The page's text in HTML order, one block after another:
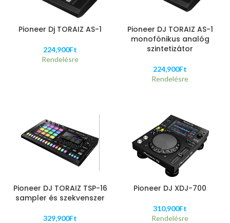
Pioneer Dj TORAIZ AS-1
224,900Ft
Rendelésre
Pioneer DJ TORAIZ AS-1
monofónikus analóg
szintetizátor
224,900Ft
Rendelésre
Pioneer DJ TORAIZ TSP-16
sampler és szekvenszer
329,900Ft
Pioneer DJ XDJ-700
310,900Ft
Rendelésre